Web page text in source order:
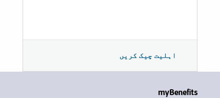
اہلیت چیک کریں
myBenefits